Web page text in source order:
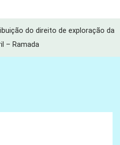
do direito de exploração da
– Ramada